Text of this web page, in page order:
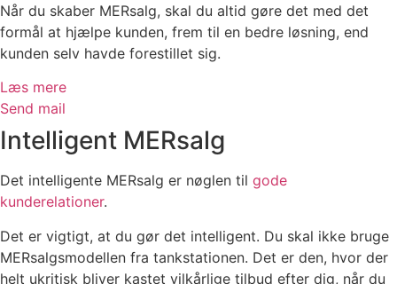
Når du skaber MERsalg, skal du altid gøre det med det
formål at hjælpe kunden, frem til en bedre løsning, end
kunden selv havde forestillet sig.
Læs mere
Send mail
Intelligent MERsalg
Det intelligente MERsalg er nøglen til gode
kunderelationer.
Det er vigtigt, at du gør det intelligent. Du skal ikke bruge
MERsalgsmodellen fra tankstationen. Det er den, hvor der
helt ukritisk bliver kastet vilkårlige tilbud efter dig, når du